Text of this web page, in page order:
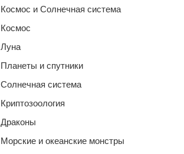
Космос и Солнечная система
Космос
Луна
Планеты и спутники
Солнечная система
Криптозоология
Драконы
Морские и океанские монстры